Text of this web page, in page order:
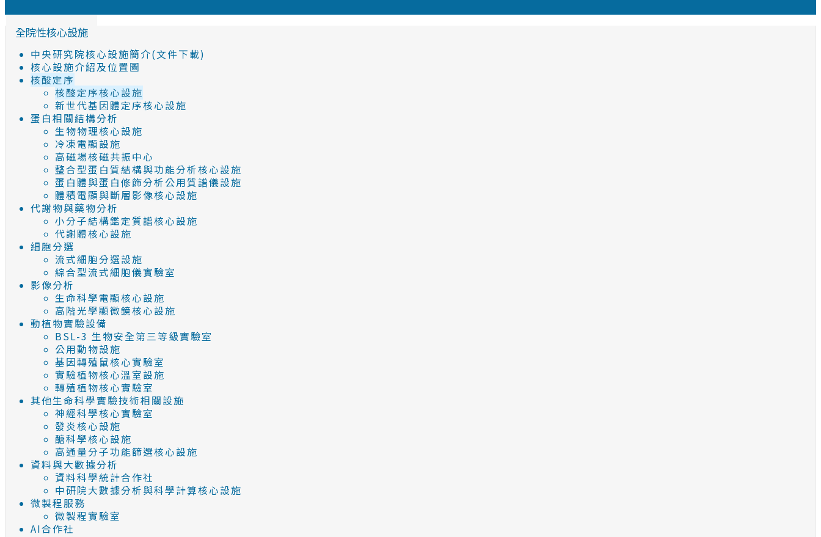
全院性核心設施
中央研究院核心設施簡介(文件下載)
核心設施介紹及位置圖
核酸定序
核酸定序核心設施
新世代基因體定序核心設施
蛋白相關結構分析
生物物理核心設施
冷凍電顯設施
高磁場核磁共振中心
整合型蛋白質結構與功能分析核心設施
蛋白體與蛋白修飾分析公用質譜儀設施
體積電顯與斷層影像核心設施
代謝物與藥物分析
小分子結構鑑定質譜核心設施
代謝體核心設施
細胞分選
流式細胞分選設施
綜合型流式細胞儀實驗室
影像分析
生命科學電顯核心設施
高階光學顯微鏡核心設施
動植物實驗設備
BSL-3 生物安全第三等級實驗室
公用動物設施
基因轉殖鼠核心實驗室
實驗植物核心溫室設施
轉殖植物核心實驗室
其他生命科學實驗技術相關設施
神經科學核心實驗室
發炎核心設施
醣科學核心設施
高通量分子功能篩選核心設施
資料與大數據分析
資料科學統計合作社
中研院大數據分析與科學計算核心設施
微製程服務
微製程實驗室
AI合作社